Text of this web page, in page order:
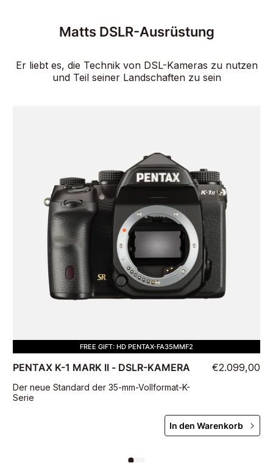
Matts DSLR-Ausrüstung
Er liebt es, die Technik von DSL-Kameras zu nutzen
und Teil seiner Landschaften zu sein
FREE GIFT: HD PENTAX-FA35MMF2
PENTAX K-1 MARK II - DSLR-KAMERA
Der neue Standard der 35-mm-Vollformat-K-
Serie
€2.099,00
In den Warenkorb